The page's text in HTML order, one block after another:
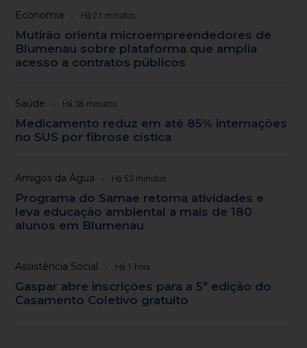
Economia Há 21 minutos
Mutirão orienta microempreendedores de
Blumenau sobre plataforma que amplia
acesso a contratos públicos
Saúde Há 38 minutos
Medicamento reduz em até 85% internações
no SUS por fibrose cística
Amigos da Água Há 53 minutos
Programa do Samae retoma atividades e
leva educação ambiental a mais de 180
alunos em Blumenau
Assistência Social Há 1 hora
Gaspar abre inscrições para a 5ª edição do
Casamento Coletivo gratuito